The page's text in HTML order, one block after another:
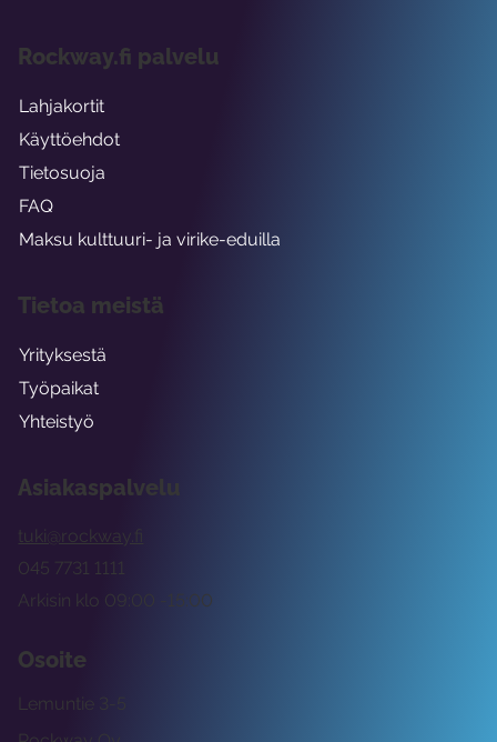
Asiakaspalvelu
tuki@rockway.fi
Arkisin klo 09:00 -15:00
045 7731 1111
Osoite
Lemuntie 3-5
Rockway.fi palvelu
Lahjakortit
Käyttöehdot
Tietosuoja
FAQ
Maksu kulttuuri- ja virike-eduilla
Tietoa meistä
Yrityksestä
Työpaikat
Yhteistyö